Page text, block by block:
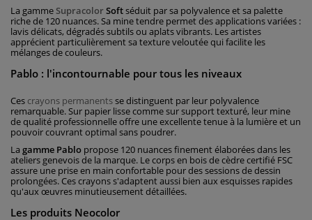
La gammeSupracolorSoftséduit par sa polyvalence et sa palette
riche de 120 nuances. Sa mine tendre permet des applications variées :
lavis délicats, dégradés subtils ou aplats vibrants. Les artistes
apprécient particulièrement sa texture veloutée qui facilite les
mélanges de couleurs.
Pablo : l'incontournable pour tous les niveaux
Ces crayons permanentsse distinguent par leur polyvalence
remarquable. Sur papier lisse comme sur support texturé, leur mine
de qualité professionnelle offre une excellente tenue à la lumière et un
pouvoir couvrant optimal sans poudrer.
La gamme Pablo propose 120 nuances finement élaborées dans les
ateliers genevois de la marque. Le corps en bois de cèdre certifié FSC
assure une prise en main confortable pour des sessions de dessin
prolongées. Ces crayons s'adaptent aussi bien aux esquisses rapides
qu'aux œuvres minutieusement détaillées.
Les produits Neocolor